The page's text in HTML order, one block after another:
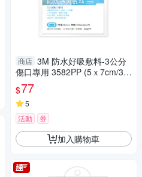
商店 3M 防水好吸敷料-3公分
傷口專用 3582PP (5ｘ7cm/3
片/包)【杏一】
$77
5
活動
券
加入購物車